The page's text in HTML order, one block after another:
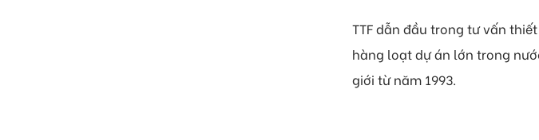
TTF dẫn đầu trong tư vấn
hàng loạt dự án lớn trong
giới từ năm 1993.